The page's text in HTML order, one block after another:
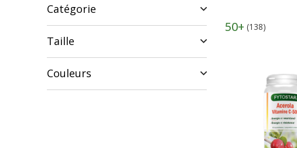
Catégorie
Taille
Couleurs
50+ (138)